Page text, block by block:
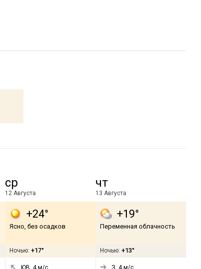
ср
12 Августа
+24°
Ясно, без осадков
Ночью: +17°
ЮВ, 4м/с
чт
13 Августа
+19°
Переменная облачность
Ночью: +13°
З, 4м/с